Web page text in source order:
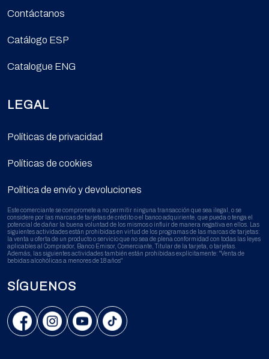
Contáctanos
Catálogo ESP
Catalogue ENG
LEGAL
Políticas de privacidad
Políticas de cookies
Política de envío y devoluciones
Este comerciante se compromete a no permitir ninguna transacción que sea ilegal, o se
considere por las marcas de tarjetas de crédito o el banco adquiriente, que pueda o tenga el
potencial de dañar la buena voluntad de los mismos o influir de manera negativa en ellos. Las
siguientes actividades están prohibidas en virtud de los programas de las marcas de tarjetas:
la venta u oferta de un producto o servicio que no sea de plena conformidad con todas las leyes
aplicables al Comprador, Banco Emisor, Comerciante, Titular de la tarjeta, o tarjetas.
Además, las siguientes actividades también están prohibidas explícitamente: "Venta de
bebidas alcohólicas a menores de 18 años"
SÍGUENOS